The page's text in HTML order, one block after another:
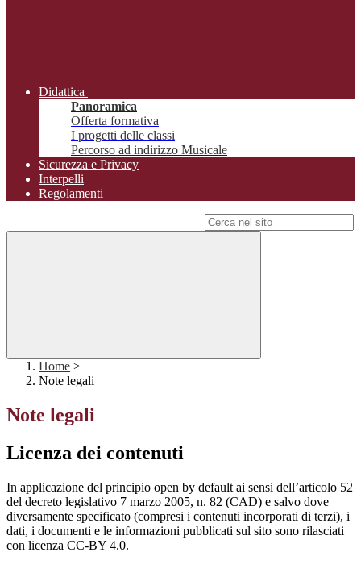
Didattica
Panoramica
Offerta formativa
I progetti delle classi
Percorso ad indirizzo Musicale
Sicurezza e Privacy
Interpelli
Regolamenti
Home >
Note legali
Note legali
Licenza dei contenuti
In applicazione del principio open by default ai sensi dell’articolo 52
del decreto legislativo 7 marzo 2005, n. 82 (CAD) e salvo dove
diversamente specificato (compresi i contenuti incorporati di terzi), i
dati, i documenti e le informazioni pubblicati sul sito sono rilasciati
con licenza CC-BY 4.0.